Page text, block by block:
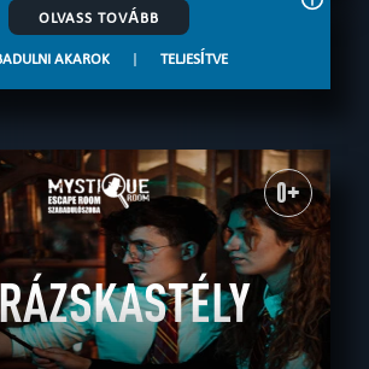
OLVASS TOVÁBB
AKAROK | TELJESÍTVE
0+